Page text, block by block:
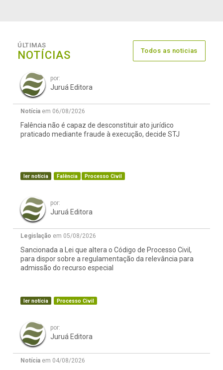
ÚLTIMAS
NOTÍCIAS Todos as noticias
por:
Juruá Editora
Notícia em 06/08/2026
Falência não é capaz de desconstituir ato jurídico
praticado mediante fraude à execução, decide STJ
ler notícia Falência Processo Civil
por:
Juruá Editora
Legislação em 05/08/2026
Sancionada a Lei que altera o Código de Processo Civil,
para dispor sobre a regulamentação da relevância para
admissão do recurso especial
ler notícia Processo Civil
por:
Juruá Editora
Notícia em 04/08/2026